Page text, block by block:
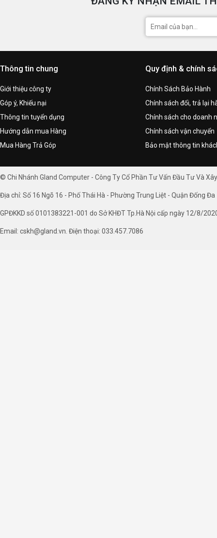
Thông tin chung
Giới thiệu công ty
Góp ý, Khiếu nại
Thông tin tuyển dụng
Hướng dẫn mua Hàng
Mua Hàng Trả Góp
Quy định & chính
Chính Sách Bảo Hành
Chính sách đổi, trả lại
Chính sách cho doanh
Chính sách vận chuyển
Bảo mật thông tin
© Chi Nhánh Gland Computer - Công Ty Cổ Phần Tư Vấn Đầu Tư Và
Địa chỉ: Số 16 Ngõ 16 - Phố Thái Hà - Phường Trung Liệt - Quận Đống Đa
GPĐKKD số 0101383221-001 do Sở KHĐT Tp.Hà Nội cấp ngày 12/8/
Email: cskh@gland.vn. Điện thoại: 033.457.7086